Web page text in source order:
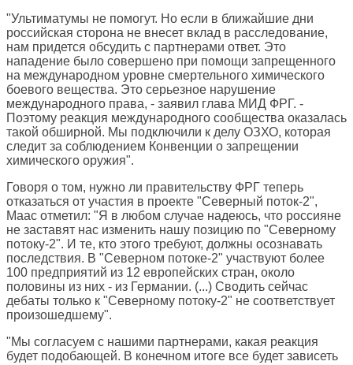
"Ультиматумы не помогут. Но если в ближайшие дни
российская сторона не внесет вклад в расследование,
нам придется обсудить с партнерами ответ. Это
нападение было совершено при помощи запрещенного
на международном уровне смертельного химического
боевого вещества. Это серьезное нарушение
международного права, - заявил глава МИД ФРГ. -
Поэтому реакция международного сообщества оказалась
такой обширной. Мы подключили к делу ОЗХО, которая
следит за соблюдением Конвенции о запрещении
химического оружия".
Говоря о том, нужно ли правительству ФРГ теперь
отказаться от участия в проекте "Северный поток-2",
Маас отметил: "Я в любом случае надеюсь, что россияне
не заставят нас изменить нашу позицию по "Северному
потоку-2". И те, кто этого требуют, должны осознавать
последствия. В "Северном потоке-2" участвуют более
100 предприятий из 12 европейских стран, около
половины из них - из Германии. (...) Сводить сейчас
дебаты только к "Северному потоку-2" не соответствует
произошедшему".
"Мы согласуем с нашими партнерами, какая реакция
будет подобающей. В конечном итоге все будет зависеть